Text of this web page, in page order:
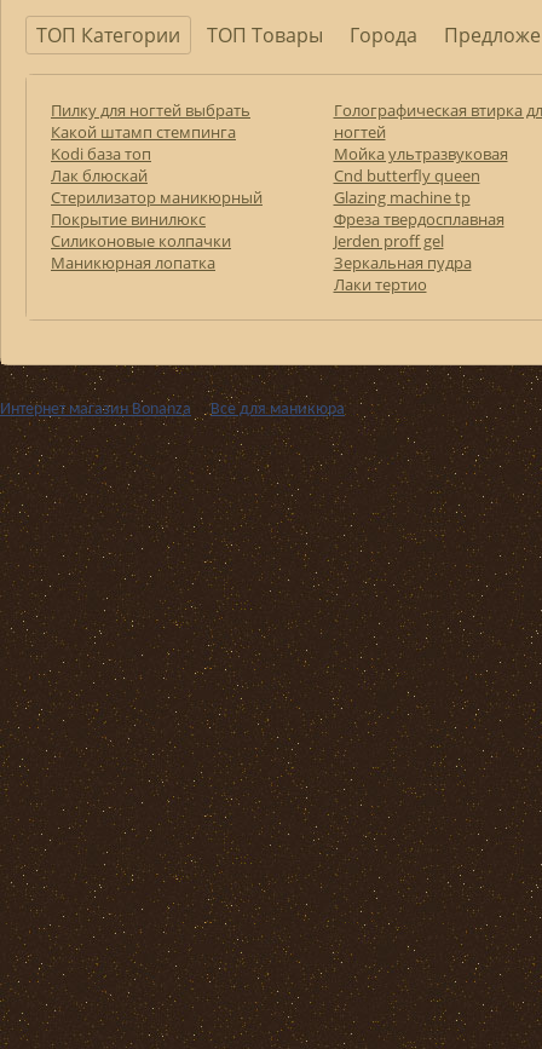
ТОП Категории ТОП Товары Города
Пилку для ногтей выбрать
Какой штамп стемпинга
Kodi база топ
Лак блюскай
Стерилизатор маникюрный
Покрытие винилюкс
Силиконовые колпачки
Маникюрная лопатка
Голографическая втирка
ногтей
Мойка ультразвуковая
Cnd butterfly queen
Glazing machine tp
Фреза твердосплавная
Jerden proff gel
Зеркальная пудра
Лаки тертио
Интернет магазин Bonanza ››Все для маникюра